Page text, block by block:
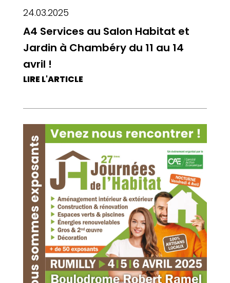
24.03.2025
A4 Services au Salon Habitat et
Jardin à Chambéry du 11 au 14
avril !
LIRE L'ARTICLE